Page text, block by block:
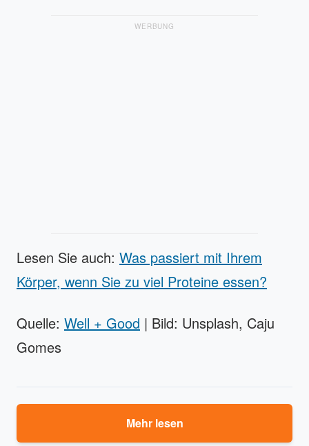
WERBUNG
Lesen Sie auch: Was passiert mit Ihrem
Körper, wenn Sie zu viel Proteine essen?
Quelle: Well + Good | Bild: Unsplash, Caju
Gomes
Mehr lesen